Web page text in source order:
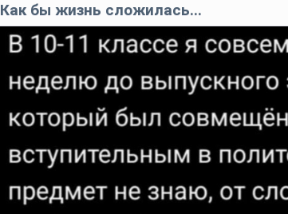
Как бы жизнь сложилась...